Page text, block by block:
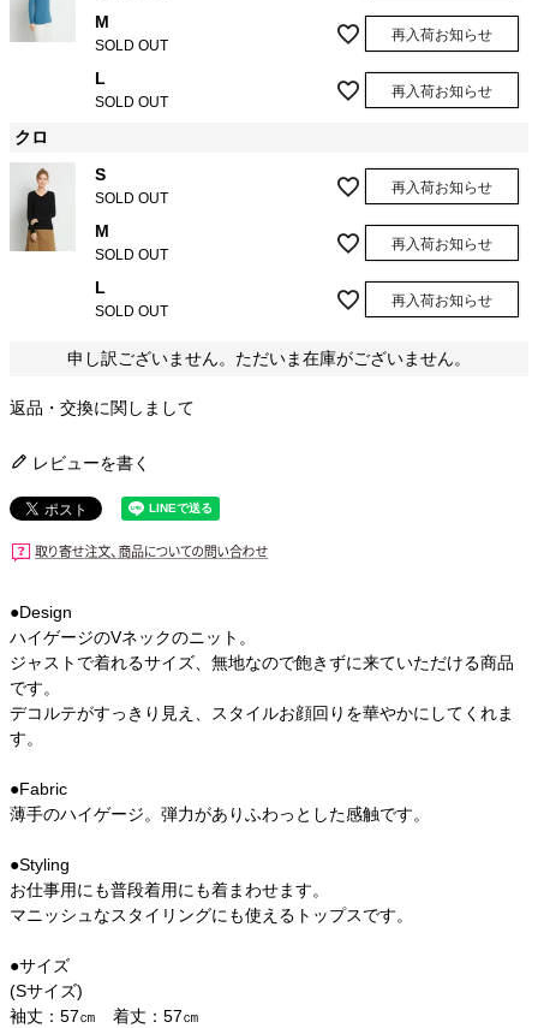
M
SOLD OUT
再入荷お知らせ
L
SOLD OUT
再入荷お知らせ
クロ
S
SOLD OUT
再入荷お知らせ
M
SOLD OUT
再入荷お知らせ
L
SOLD OUT
再入荷お知らせ
申し訳ございません。ただいま在庫がございません。
返品・交換に関しまして
レビューを書く
●Design
ハイゲージのVネックのニット。
ジャストで着れるサイズ、無地なので飽きずに来ていただける商品
です。
デコルテがすっきり見え、スタイルお顔回りを華やかにしてくれま
す。
●Fabric
薄手のハイゲージ。弾力がありふわっとした感触です。
●Styling
お仕事用にも普段着用にも着まわせます。
マニッシュなスタイリングにも使えるトップスです。
●サイズ
(Sサイズ)
袖丈：57㎝ 着丈：57㎝